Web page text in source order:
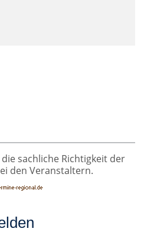
sachliche Richtigkeit der
den Veranstaltern.